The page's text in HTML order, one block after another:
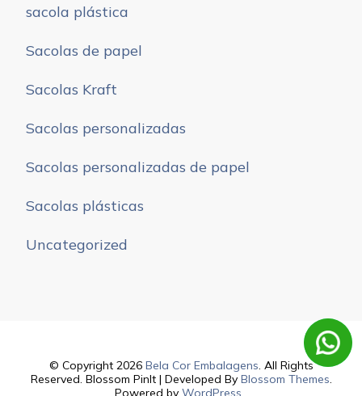
sacola plástica
Sacolas de papel
Sacolas Kraft
Sacolas personalizadas
Sacolas personalizadas de papel
Sacolas plásticas
Uncategorized
© Copyright 2026 Bela Cor Embalagens. All Rights
Reserved. Blossom PinIt | Developed By Blossom Themes.
Powered by WordPress